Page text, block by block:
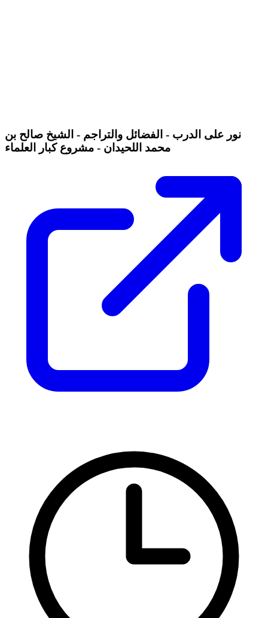
نور على الدرب - الفضائل والتراجم - الشيخ صالح بن
محمد اللحيدان - مشروع كبار العلماء